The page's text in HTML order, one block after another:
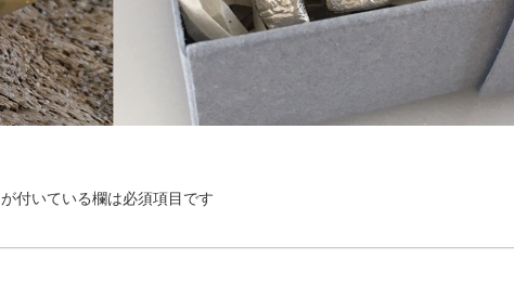
が付いている欄は必須項目です